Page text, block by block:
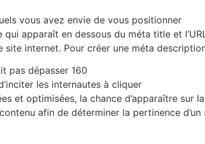
vous avez envie de vous positionner
apparaît en dessous du méta title et
site internet. Pour créer une méta
pas dépasser 160
les internautes à cliquer
et optimisées, la chance d’apparaître sur
afin de déterminer la pertinence